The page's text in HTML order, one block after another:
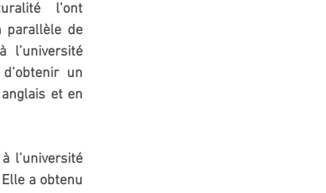
l’ont
parallèle de
l’université
un
et en
l’université
a obtenu